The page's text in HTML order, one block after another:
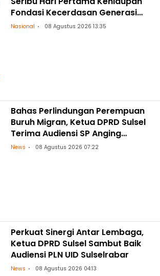
Fondasi Kecerdasan Generasi
Masa Depan
Nasional 08 Agustus 2026 13:35
Bahas Perlindungan Perempuan
Buruh Migran, Ketua DPRD Sulsel
Terima Audiensi SP Anging
Mammiri
News 08 Agustus 2026 07:22
Perkuat Sinergi Antar Lembaga,
Ketua DPRD Sulsel Sambut Baik
Audiensi PLN UID Sulselrabar
News 08 Agustus 2026 04:13